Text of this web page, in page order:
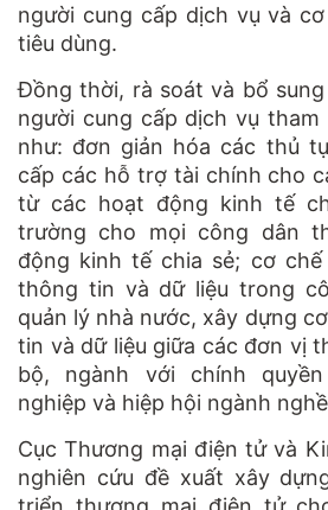
người cung cấp dịch vụ và
tiêu dùng.
Đồng thời, rà soát và bổ
người cung cấp dịch vụ
như: đơn giản hóa các thủ
cấp các hỗ trợ tài chính cho
từ các hoạt động kinh tế
trường cho mọi công dân
động kinh tế chia sẻ; cơ
thông tin và dữ liệu trong
quản lý nhà nước, xây dựng
tin và dữ liệu giữa các đơn vị
bộ, ngành với chính
nghiệp và hiệp hội ngành
Cục Thương mại điện tử và
nghiên cứu đề xuất xây